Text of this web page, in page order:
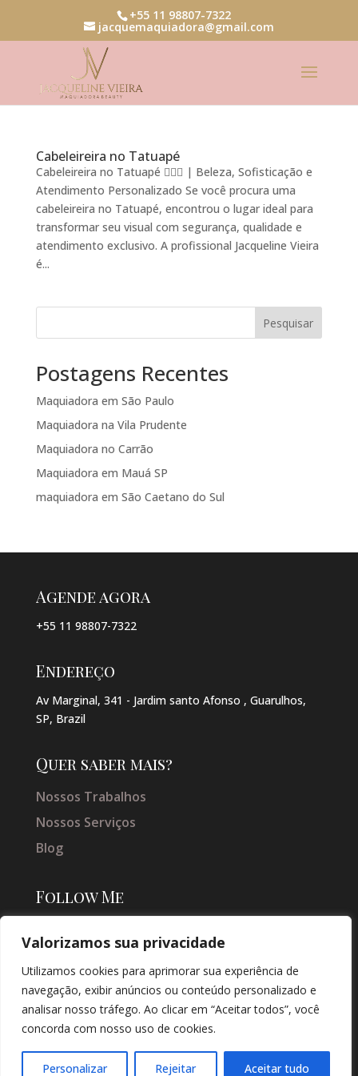
Valorizamos sua privacidade
Utilizamos cookies para aprimorar sua experiência de
navegação, exibir anúncios ou conteúdo personalizado e
analisar nosso tráfego. Ao clicar em “Aceitar todos”, você
concorda com nosso uso de cookies.
Personalizar Rejeitar Aceitar tudo
+55 11 98807-7322
jacquemaquiadora@gmail.com
Cabeleireira no Tatuapé
Cabeleireira no Tatuapé 💇‍♀️✨ | Beleza, Sofisticação e
Atendimento Personalizado Se você procura uma
cabeleireira no Tatuapé, encontrou o lugar ideal para
transformar seu visual com segurança, qualidade e
atendimento exclusivo. A profissional Jacqueline Vieira
é...
Pesquisar
Postagens Recentes
Maquiadora em São Paulo
Maquiadora na Vila Prudente
Maquiadora no Carrão
Maquiadora em Mauá SP
maquiadora em São Caetano do Sul
Agende agora
+55 11 98807-7322
Endereço
Av Marginal, 341 - Jardim santo Afonso , Guarulhos,
SP, Brazil
Quer saber mais?
Nossos Trabalhos
Nossos Serviços
Blog
Follow Me
SOLUÇÕES DIGITAIS |
CRIAÇÃO DE SITES